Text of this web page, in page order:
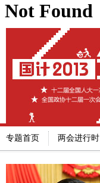
专题首页 两会进行时